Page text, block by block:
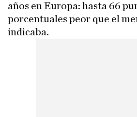
años en Europa: hasta 66
porcentuales peor que el
indicaba.